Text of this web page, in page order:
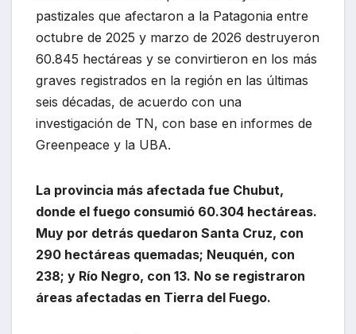
pastizales que afectaron a la Patagonia entre
octubre de 2025 y marzo de 2026 destruyeron
60.845 hectáreas y se convirtieron en los más
graves registrados en la región en las últimas
seis décadas, de acuerdo con una
investigación de TN, con base en informes de
Greenpeace y la UBA.
La provincia más afectada fue Chubut,
donde el fuego consumió 60.304 hectáreas.
Muy por detrás quedaron Santa Cruz, con
290 hectáreas quemadas; Neuquén, con
238; y Río Negro, con 13. No se registraron
áreas afectadas en Tierra del Fuego.